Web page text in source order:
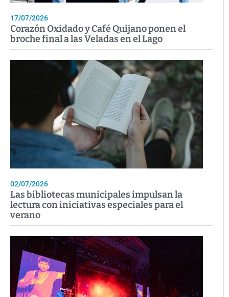
17/07/2026
Corazón Oxidado y Café Quijano ponen el
broche final a las Veladas en el Lago
02/07/2026
Las bibliotecas municipales impulsan la
lectura con iniciativas especiales para el
verano